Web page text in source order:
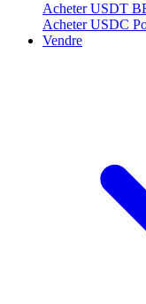
Acheter USDT
Acheter USDC
Vendre